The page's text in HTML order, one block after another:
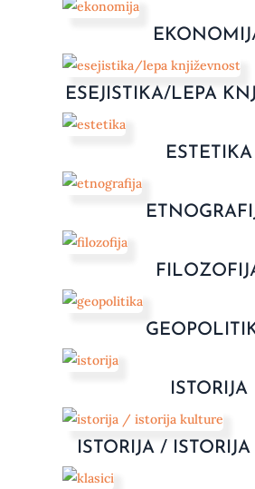
ESEJISTIKA/LEPA
ESTETIKA
ISTORIJA
ISTORIJA /